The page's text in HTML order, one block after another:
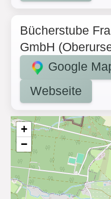
Bücherstube
GmbH
Google
Webseite
+
−